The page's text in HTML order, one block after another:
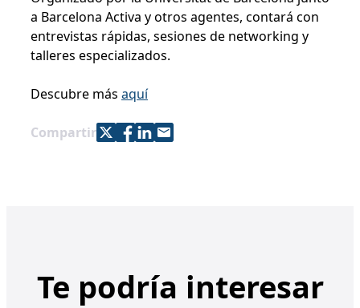
a Barcelona Activa y otros agentes, contará con
entrevistas rápidas, sesiones de networking y
talleres especializados.
Descubre más aquí
CompartirShare with Twitter
Share with Facebook
Share with LinkedIn
Share with e-mail
Te podría interesar